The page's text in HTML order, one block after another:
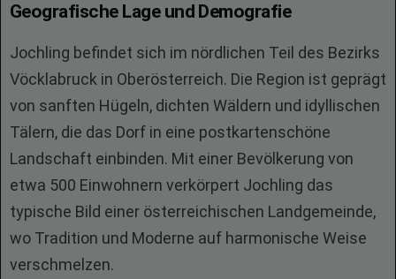
Geografische Lage und Demografie
Jochling befindet sich im nördlichen Teil des Bezirks
Vöcklabruck in Oberösterreich. Die Region ist geprägt
von sanften Hügeln, dichten Wäldern und idyllischen
Tälern, die das Dorf in eine postkartenschöne
Landschaft einbinden. Mit einer Bevölkerung von
etwa 500 Einwohnern verkörpert Jochling das
typische Bild einer österreichischen Landgemeinde,
wo Tradition und Moderne auf harmonische Weise
verschmelzen.